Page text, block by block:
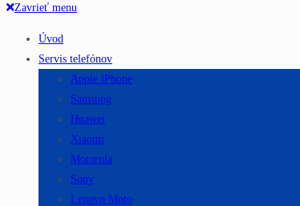
Zavrieť menu
Úvod
Servis telefónov
Apple iPhone
Samsung
Huawei
Xiaomi
Motorola
Sony
Lenovo Moto